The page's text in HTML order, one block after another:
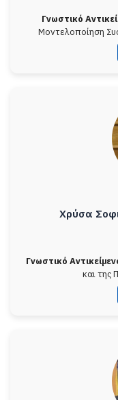
Γνωστικό
Μοντελοποίηση
Χρύσα
Γνωστικό
και της